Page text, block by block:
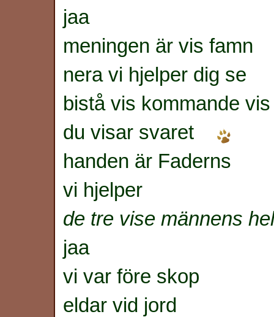
jaa
meningen är vis famn
nera vi hjelper dig se
bistå vis kommande vis
du visar svaret
handen är Faderns
vi hjelper
de tre vise männens
jaa
vi var före skop
eldar vid jord